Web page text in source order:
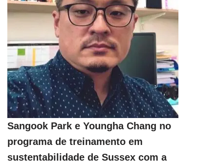
Sangook Park e Youngha Chang no
programa de treinamento em
sustentabilidade de Sussex com a